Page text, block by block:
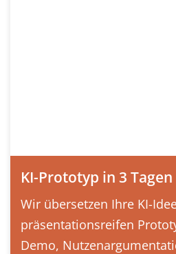
KI-Prototyp in 3 Tagen
Wir übersetzen Ihre KI-
präsentationsreifen
Demo,